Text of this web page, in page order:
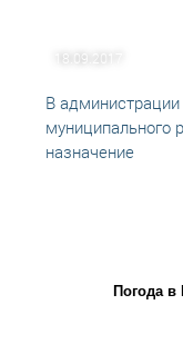
18.09.2017
В администрации
муниципального
назначение
Погода в